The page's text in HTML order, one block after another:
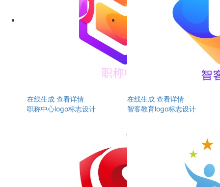
在线生成 查看详情
职称中心logo标志设计
在线生成 查看详情
智客教育logo标志设计